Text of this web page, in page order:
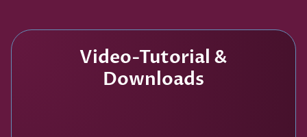
Video-Tutorial &
Downloads